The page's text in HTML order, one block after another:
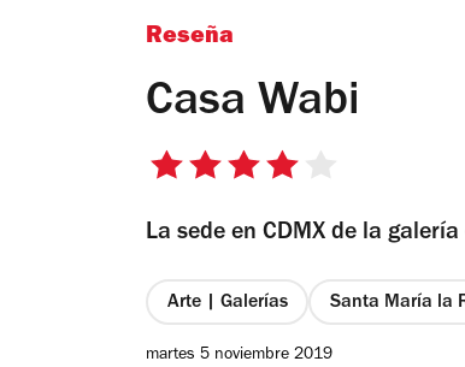
Reseña
Casa Wabi
4
5
La sede en CDMX de la
Arte | Galerías Santa María la
martes 5 noviembre 2019